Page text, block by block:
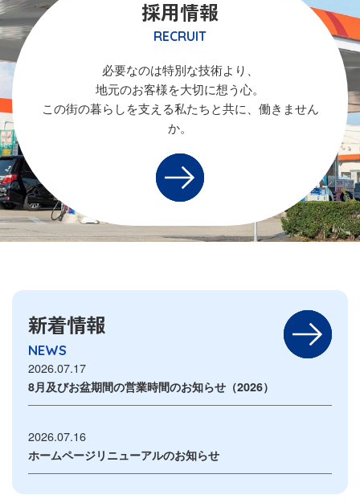
採用情報
RECRUIT
必要なのは特別な技術より、
地元のお客様を大切に想う心。
この街の暮らしを支える私たちと共に、働きません
か。
新着情報
NEWS
2026.07.17
8月及びお盆期間の営業時間のお知らせ（2026）
2026.07.16
ホームページリニューアルのお知らせ